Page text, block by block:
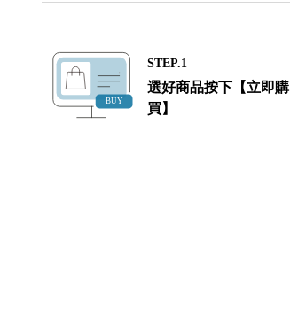
STEP.1
選好商品按下【立即購
買】